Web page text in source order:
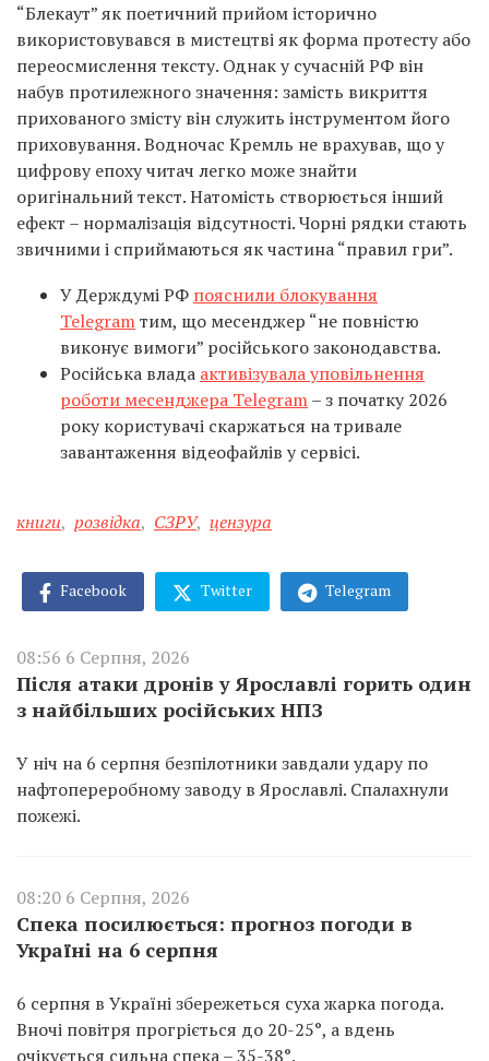
“Блекаут” як поетичний прийом історично
використовувався в мистецтві як форма протесту або
переосмислення тексту. Однак у сучасній РФ він
набув протилежного значення: замість викриття
прихованого змісту він служить інструментом його
приховування. Водночас Кремль не врахував, що у
цифрову епоху читач легко може знайти
оригінальний текст. Натомість створюється інший
ефект – нормалізація відсутності. Чорні рядки стають
звичними і сприймаються як частина “правил гри”.
У Держдумі РФ пояснили блокування
Telegramтим, що месенджер “не повністю
виконує вимоги” російського законодавства.
Російська влада активізувала уповільнення
роботи месенджера Telegram– з початку 2026
року користувачі скаржаться на тривале
завантаження відеофайлів у сервісі.
книги, розвідка, СЗРУ, цензура
Facebook Twitter Telegram
08:56 6 Серпня, 2026
Після атаки дронів у Ярославлі горить один
з найбільших російських НПЗ
У ніч на 6 серпня безпілотники завдали удару по
нафтопереробному заводу в Ярославлі. Спалахнули
пожежі.
08:20 6 Серпня, 2026
Спека посилюється: прогноз погоди в
Україні на 6 серпня
6 серпня в Україні збережеться суха жарка погода.
Вночі повітря прогріється до 20-25°, а вдень
очікується сильна спека – 35-38°.